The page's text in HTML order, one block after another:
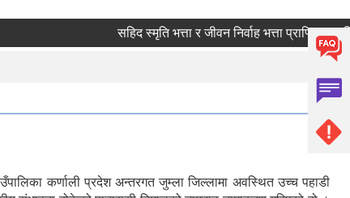
सहिद स्मृति भत्ता र जीवन निर्वाह भत्ता प्राप्तिका लागि
कर्णाली प्रदेश अन्तरगत जुम्ला जिल्लामा अवस्थित उच्च पहाडी